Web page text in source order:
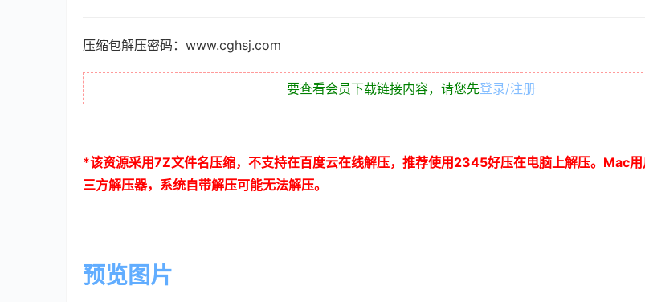
压缩包解压密码：www.cghsj.com
要查看会员下载链接内容，请您先登录/注册
*该资源采用7Z文件名压缩，不支持在百度云在线解压，推荐使用 2345好压在电脑上解压。 Mac
三方解压器，系统自带解压可能无法解压。
预览图片